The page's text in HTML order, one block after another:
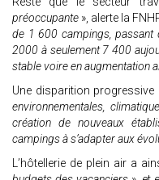
préoccupante », alerte la
de 1 600 campings, passant
2000 à seulement 7 400
stable voire en augmentation
Une disparition progressive
environnementales,
création de nouveaux
campings à s’adapter aux
L’hôtellerie de plein air a